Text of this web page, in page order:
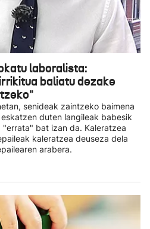
laboralista:
baliatu dezake
senideak zaintzeko baimena
duten langileak babesik
bat izan da. Kaleratzea
kaleratzea deuseza dela
arabera.